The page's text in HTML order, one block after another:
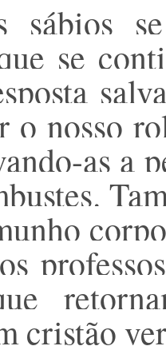
sábios
se
o nosso
as a
cristão